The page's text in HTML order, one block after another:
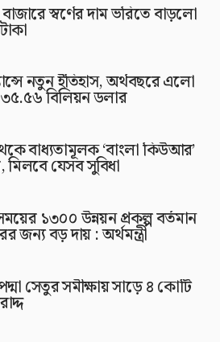
স্বর্ণের দাম ভরিতে বাড়লো
নতুন ইতিহাস, অর্থবছরে এলো
বিলিয়ন ডলার
বাধ্যতামূলক ‘বাংলা কিউআর’
মিলবে যেসব সুবিধা
১৩০০ উন্নয়ন প্রকল্প বর্তমান
জন্য বড় দায় : অর্থমন্ত্রী
সেতুর সমীক্ষায় সাড়ে ৪ কোটি